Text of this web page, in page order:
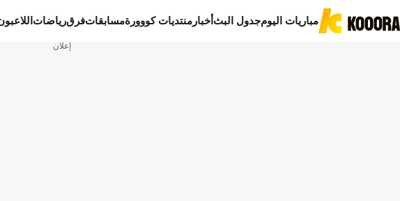
مباريات اليومجدول البثأخبار منتديات كووورةمسابقاتفرقرياضات
إعلان